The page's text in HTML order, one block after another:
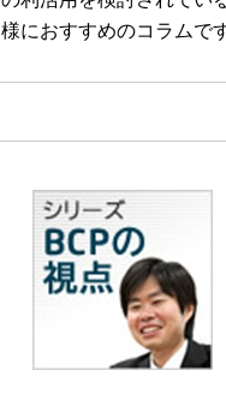
様におすすめのコラムです